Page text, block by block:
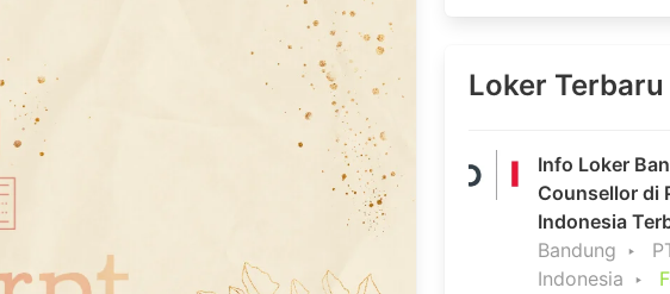
Loker Terbaru
Info Loker
Counsellor di
Indonesia
Bandung
Indonesia